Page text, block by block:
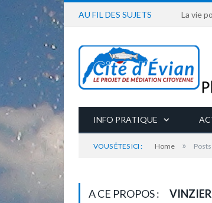
AU FIL DES SUJETS La vie
INFO PRATIQUE
VOUS ÊTES ICI : Home »
A CE PROPOS : VINZIER